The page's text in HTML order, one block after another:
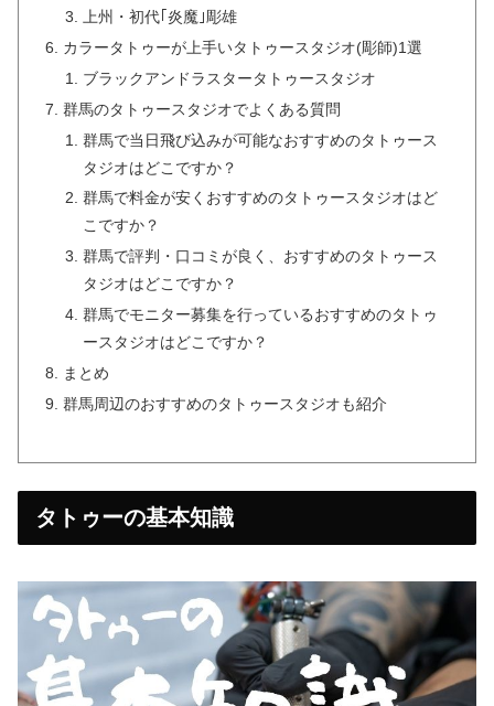
上州・初代｢炎魔｣彫雄
カラータトゥーが上手いタトゥースタジオ(彫師)1選
ブラックアンドラスタータトゥースタジオ
群馬のタトゥースタジオでよくある質問
群馬で当日飛び込みが可能なおすすめのタトゥース
タジオはどこですか？
群馬で料金が安くおすすめのタトゥースタジオはど
こですか？
群馬で評判・口コミが良く、おすすめのタトゥース
タジオはどこですか？
群馬でモニター募集を行っているおすすめのタトゥ
ースタジオはどこですか？
まとめ
群馬周辺のおすすめのタトゥースタジオも紹介
タトゥーの基本知識